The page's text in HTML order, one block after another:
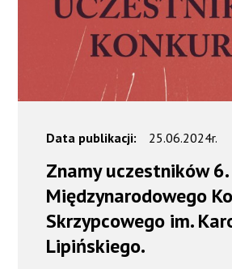
Data publikacji: 25.06.2024r.
Znamy uczestników 6.
Międzynarodowego
Skrzypcowego im.
Lipińskiego.